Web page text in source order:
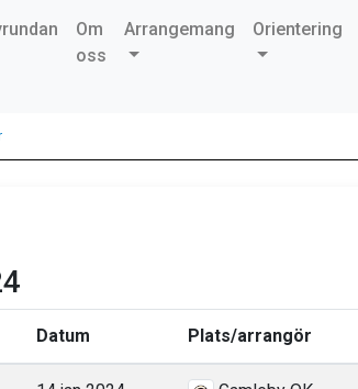
Om
oss
Arrangemang Orientering
Datum Plats/arrangör